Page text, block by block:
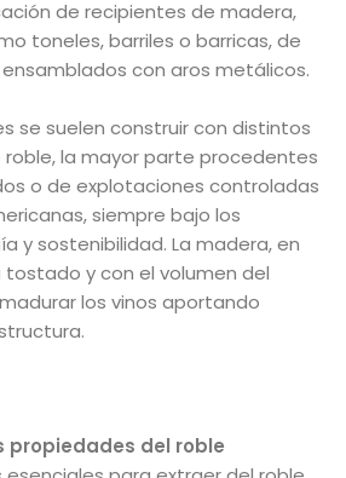
de recipientes de madera,
toneles, barriles o barricas, de
con aros metálicos.
se suelen construir con distintos
la mayor parte procedentes
o de explotaciones controladas
siempre bajo los
y sostenibilidad. La madera, en
y con el volumen del
los vinos aportando
propiedades del roble